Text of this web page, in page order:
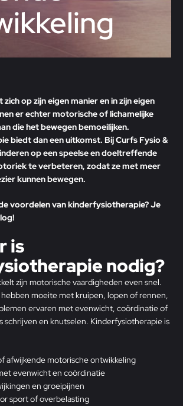
op zijn eigen manier en in zijn eigen
er echter motorische of lichamelijke
die het bewegen bemoeilijken.
biedt dan een uitkomst. Bij Curfs Fysio &
op een speelse en doeltreffende
te verbeteren, zodat ze met meer
kunnen bewegen.
voordelen van kinderfysiotherapie? Je
is
nodig?
zijn motorische vaardigheden even snel.
moeite met kruipen, lopen of rennen,
ervaren met evenwicht, coördinatie of
schrijven en knutselen. Kinderfysiotherapie is
afwijkende motorische ontwikkeling
evenwicht en coördinatie
en groeipijnen
sport of overbelasting